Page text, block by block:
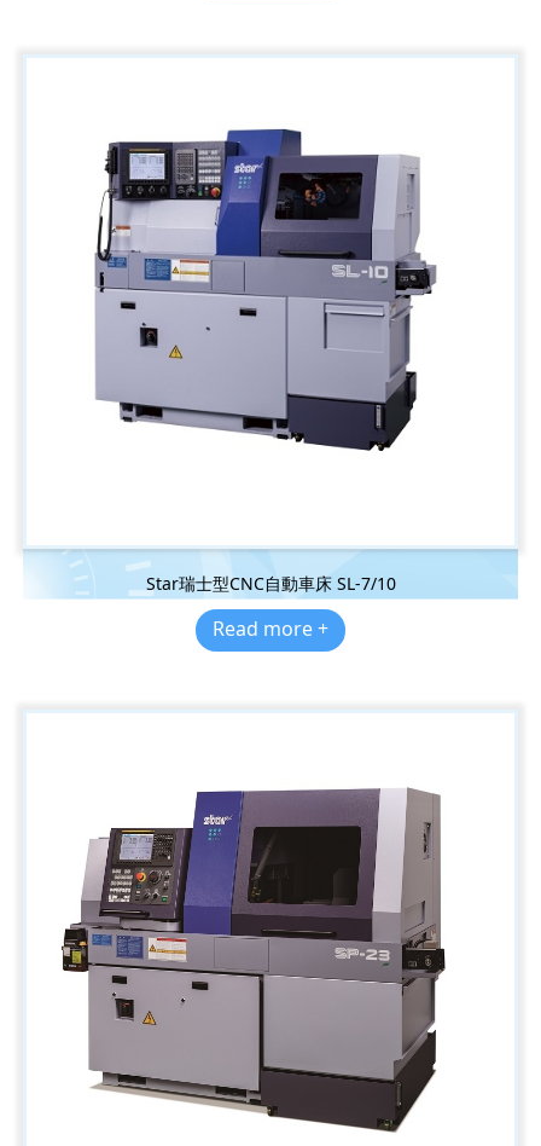
Star瑞士型CNC自動車床 SL-7/10
Read more +